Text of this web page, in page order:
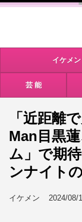
イケメン
芸 能
「近距離
Man目黒
ム」で期
ンナイトの
イケメン 2024/08/